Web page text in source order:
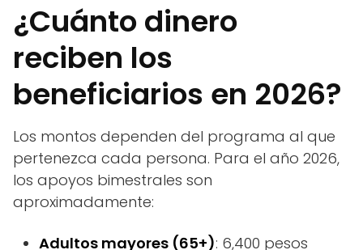
¿Cuánto dinero
reciben los
beneficiarios en 2026?
Los montos dependen del programa al que
pertenezca cada persona. Para el año 2026,
los apoyos bimestrales son
aproximadamente:
Adultos mayores (65+): 6,400 pesos